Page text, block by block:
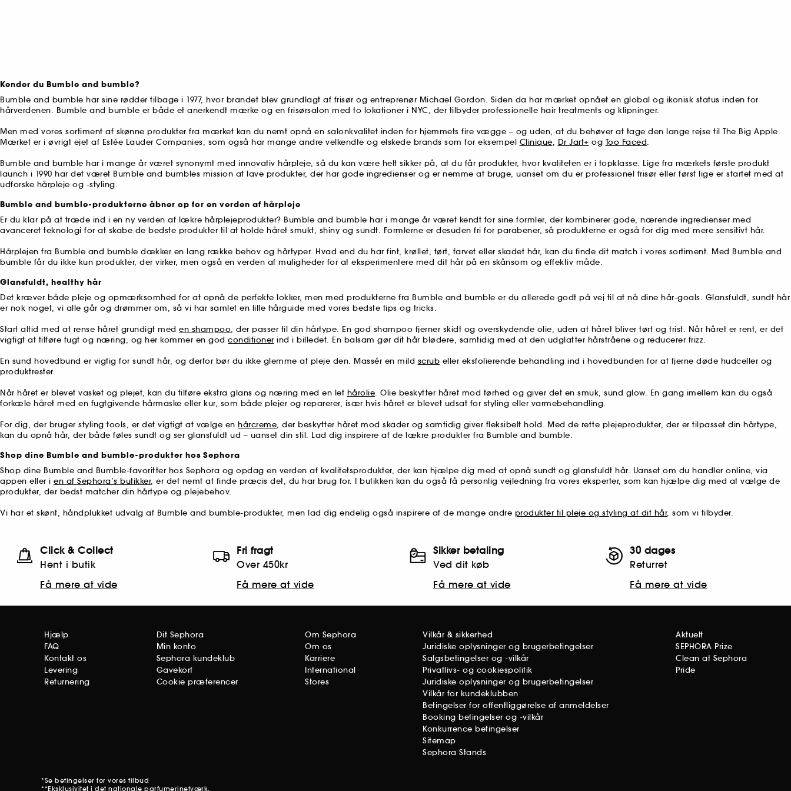
Kender du Bumble and bumble?
Bumble and bumble har sine rødder tilbage i 1977, hvor brandet blev grundlagt af frisør og entreprenør Michael Gordon. Siden da har mærket opnået en global og ikonisk status inden for
hårverdenen. Bumble and bumble er både et anerkendt mærke og en frisørsalon med to lokationer i NYC, der tilbyder professionelle hair treatments og klipninger.
Men med vores sortiment af skønne produkter fra mærket kan du nemt opnå en salonkvalitet inden for hjemmets fire vægge – og uden, at du behøver at tage den lange rejse til The Big Apple.
Mærket er i øvrigt ejet af Estée Lauder Companies, som også har mange andre velkendte og elskede brands som for eksempel Clinique, Dr Jart+ og Too Faced.
Bumble and bumble har i mange år været synonymt med innovativ hårpleje, så du kan være helt sikker på, at du får produkter, hvor kvaliteten er i topklasse. Lige fra mærkets første produkt
launch i 1990 har det været Bumble and bumbles mission at lave produkter, der har gode ingredienser og er nemme at bruge, uanset om du er professionel frisør eller først lige er startet med at
udforske hårpleje og -styling.
Bumble and bumble-produkterne åbner op for en verden af hårpleje
Er du klar på at træde ind i en ny verden af lækre hårplejeprodukter? Bumble and bumble har i mange år været kendt for sine formler, der kombinerer gode, nærende ingredienser med
avanceret teknologi for at skabe de bedste produkter til at holde håret smukt, shiny og sundt. Formlerne er desuden fri for parabener, så produkterne er også for dig med mere sensitivt hår.
Hårplejen fra Bumble and bumble dækker en lang række behov og hårtyper. Hvad end du har fint, krøllet, tørt, farvet eller skadet hår, kan du finde dit match i vores sortiment. Med Bumble and
bumble får du ikke kun produkter, der virker, men også en verden af muligheder for at eksperimentere med dit hår på en skånsom og effektiv måde.
Glansfuldt, healthy hår
Det kræver både pleje og opmærksomhed for at opnå de perfekte lokker, men med produkterne fra Bumble and bumble er du allerede godt på vej til at nå dine hår-goals. Glansfuldt, sundt hår
er nok noget, vi alle går og drømmer om, så vi har samlet en lille hårguide med vores bedste tips og tricks.
Start altid med at rense håret grundigt med en shampoo, der passer til din hårtype. En god shampoo fjerner skidt og overskydende olie, uden at håret bliver tørt og trist. Når håret er rent, er det
vigtigt at tilføre fugt og næring, og her kommer en god conditioner ind i billedet. En balsam gør dit hår blødere, samtidig med at den udglatter hårstråene og reducerer frizz.
En sund hovedbund er vigtig for sundt hår, og derfor bør du ikke glemme at pleje den. Massér en mild scrub eller eksfolierende behandling ind i hovedbunden for at fjerne døde hudceller og
produktrester.
Når håret er blevet vasket og plejet, kan du tilføre ekstra glans og næring med en let hårolie. Olie beskytter håret mod tørhed og giver det en smuk, sund glow. En gang imellem kan du også
forkæle håret med en fugtgivende hårmaske eller kur, som både plejer og reparerer, især hvis håret er blevet udsat for styling eller varmebehandling.
For dig, der bruger styling tools, er det vigtigt at vælge en hårcreme, der beskytter håret mod skader og samtidig giver fleksibelt hold. Med de rette plejeprodukter, der er tilpasset din hårtype,
kan du opnå hår, der både føles sundt og ser glansfuldt ud – uanset din stil. Lad dig inspirere af de lækre produkter fra Bumble and bumble.
Shop dine Bumble and bumble-produkter hos Sephora
Shop dine Bumble and Bumble-favoritter hos Sephora og opdag en verden af kvalitetsprodukter, der kan hjælpe dig med at opnå sundt og glansfuldt hår. Uanset om du handler online, via
appen eller i en af Sephora’s butikker, er det nemt at finde præcis det, du har brug for. I butikken kan du også få personlig vejledning fra vores eksperter, som kan hjælpe dig med at vælge de
produkter, der bedst matcher din hårtype og plejebehov.
Vi har et skønt, håndplukket udvalg af Bumble and bumble-produkter, men lad dig endelig også inspirere af de mange andre produkter til pleje og styling af dit hår, som vi tilbyder.
Click & Collect
Hent i butik
Få mere at vide
Fri fragt
Over 450kr
Få mere at vide
Sikker betaling
Ved dit køb
Få mere at vide
30 dages
Returret
Få mere at vide
Hjælp
FAQ
Kontakt os
Levering
Returnering
Dit Sephora
Min konto
Sephora kundeklub
Gavekort
Cookie præferencer
Om Sephora
Om os
Karriere
International
Stores
Vilkår & sikkerhed
Juridiske oplysninger og brugerbetingelser
Salgsbetingelser og -vilkår
Privatlivs- og cookiespolitik
Juridiske oplysninger og brugerbetingelser
Vilkår for kundeklubben
Betingelser for offentliggørelse af anmeldelser
Booking betingelser og -vilkår
Konkurrence betingelser
Sitemap
Sephora Stands
Aktuelt
SEPHORA Prize
Clean at Sephora
Pride
*Se betingelser for vores tilbud
**Eksklusivitet i det nationale parfumerinetværk.